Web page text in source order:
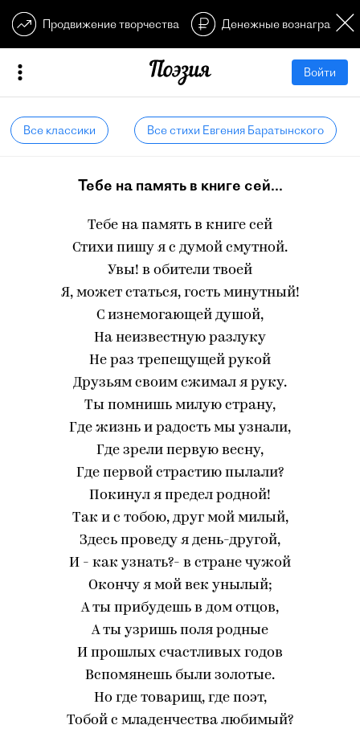
Продвижение творчества Денежные
Войти
Все классики Все стихи Евгения Баратынского
Тебе на память в книге сей...
Тебе на память в книге сей
Стихи пишу я с думой смутной.
Увы! в обители твоей
Я, может статься, гость минутный!
С изнемогающей душой,
На неизвестную разлуку
Не раз трепещущей рукой
Друзьям своим сжимал я руку.
Ты помнишь милую страну,
Где жизнь и радость мы узнали,
Где зрели первую весну,
Где первой страстию пылали?
Покинул я предел родной!
Так и с тобою, друг мой милый,
Здесь проведу я день-другой,
И - как узнать?- в стране чужой
Окончу я мой век унылый;
А ты прибудешь в дом отцов,
А ты узришь поля родные
И прошлых счастливых годов
Вспомянешь были золотые.
Но где товарищ, где поэт,
Тобой с младенчества любимый?